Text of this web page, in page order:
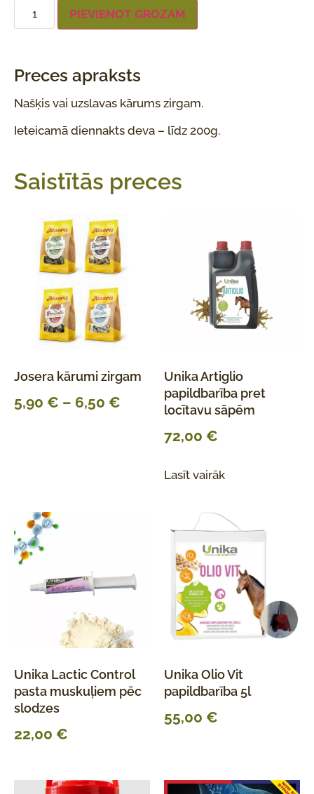
PIEVIENOT GROZAM
Preces apraksts
Našķis vai uzslavas kārums zirgam.
Ieteicamā diennakts deva – līdz 200g.
Saistītās preces
Josera kārumi zirgam
5,90 € – 6,50 €
Unika Artiglio
papildbarība pret
locītavu sāpēm
72,00 €
Lasīt vairāk
Unika Lactic Control
pasta muskuļiem pēc
slodzes
22,00 €
Unika Olio Vit
papildbarība 5l
55,00 €